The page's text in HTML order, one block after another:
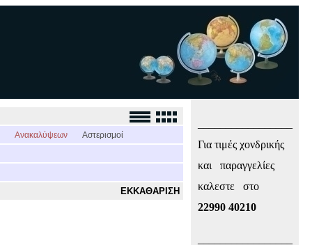
Ανακαλύψεων
Αστερισμοί
ΕΚΚΑΘΑΡΙΣΗ
Για τιμές χονδρικής
και παραγγελίες
καλεστε στο
22990 40210